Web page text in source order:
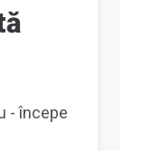
- începe